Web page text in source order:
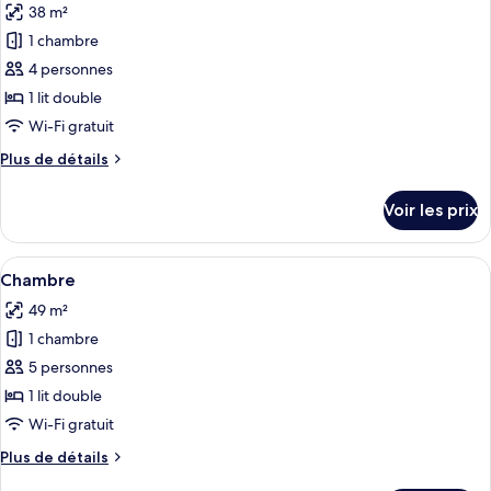
Premium
Apartamento
Luxo
All
Inclusive
Premium
les
photos
pour
ce
type
chambre :
38 m²
1 chambre
4 personnes
1 lit double
Wi-Fi gratuit
Plus de détails
Plus
le
type
de
Chambre
Voir les prix
Afficher
toutes
les
photos
pour
ce
type
chambre :
Une chambre d’hôtel avec un lit, un
5
Chambre
49 m²
1 chambre
5 personnes
1 lit double
Wi-Fi gratuit
Plus de détails
Plus